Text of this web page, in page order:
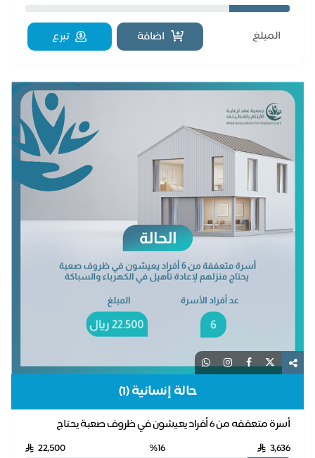
اضافة تبرع
حالة إنسانية (1)
أسرة متعففه من 6 أفراد يعيشون في ظروف صعبة يحتاج
منزلهم لإعادة تأهيل في الكهرباء والسباكة
3,636
22,500